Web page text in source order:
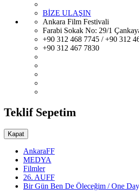
BİZE ULAŞIN
Ankara Film Festivali
Farabi Sokak No: 29/1
+90 312 468 7745 / +90 312
+90 312 467 7830
Teklif Sepetim
Kapat
AnkaraFF
MEDYA
Filmler
26. AUFF
Bir Gün Ben De Öleceğim / One